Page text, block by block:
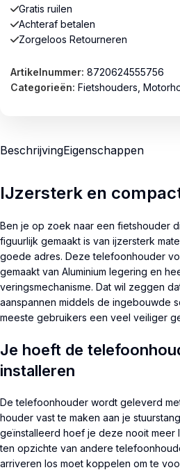
Gratis ruilen
Achteraf betalen
Zorgeloos Retourneren
Artikelnummer: 8720624555756
Categorieën: Fietshouders
BeschrijvingEigenschappen
IJzersterk en
Ben je op zoek naar een fietshouder
figuurlijk gemaakt is van ijzersterk
goede adres. Deze telefoonhouder
gemaakt van Aluminium legering en
veringsmechanisme. Dat wil zeggen
aanspannen middels de ingebouwde
meeste gebruikers een veel veiliger
Je hoeft de
installeren
De telefoonhouder wordt geleverd
houder vast te maken aan je
geïnstalleerd hoef je deze nooit meer
ten opzichte van andere
arriveren los moet koppelen om te